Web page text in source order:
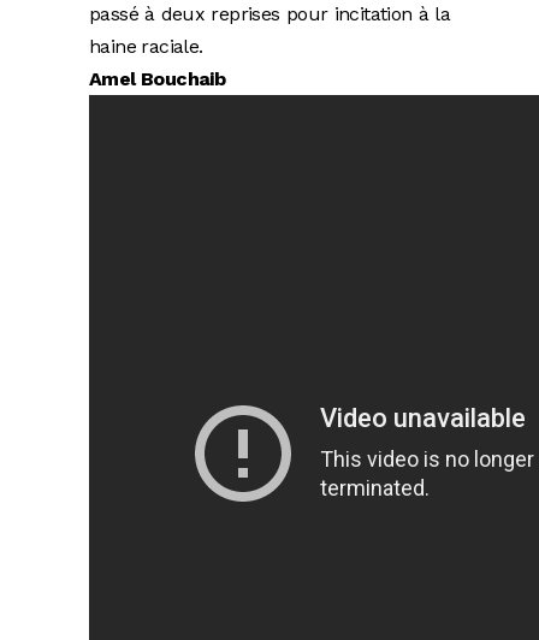
passé à deux reprises pour incitation à la
haine raciale.
Amel Bouchaib